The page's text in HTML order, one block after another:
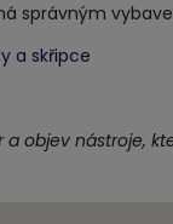
správným
a skřipce
objev nástroje,